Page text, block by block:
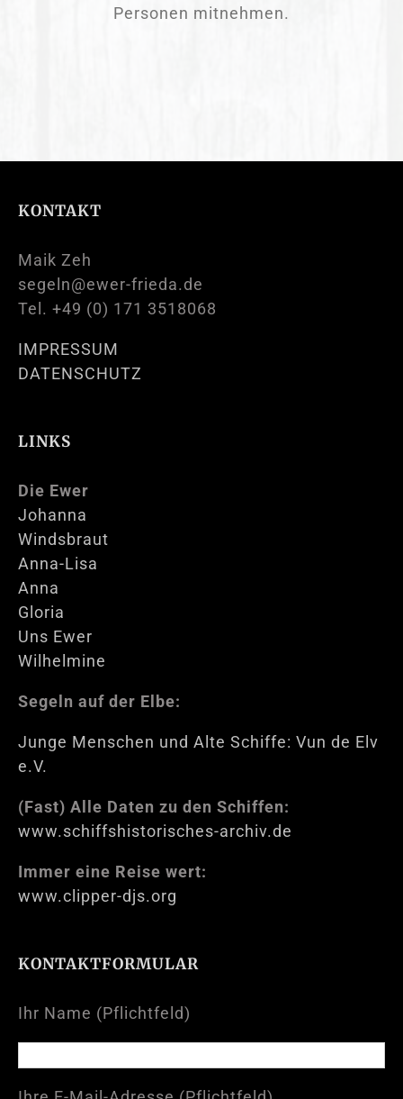
Personen mitnehmen.
KONTAKT
Maik Zeh
segeln@ewer-frieda.de
Tel. +49 (0) 171 3518068
IMPRESSUM
DATENSCHUTZ
LINKS
Die Ewer
Johanna
Windsbraut
Anna-Lisa
Anna
Gloria
Uns Ewer
Wilhelmine
Segeln auf der Elbe:
Junge Menschen und Alte Schiffe: Vun de Elv
e.V.
(Fast) Alle Daten zu den Schiffen:
www.schiffshistorisches-archiv.de
Immer eine Reise wert:
www.clipper-djs.org
KONTAKTFORMULAR
Ihr Name (Pflichtfeld)